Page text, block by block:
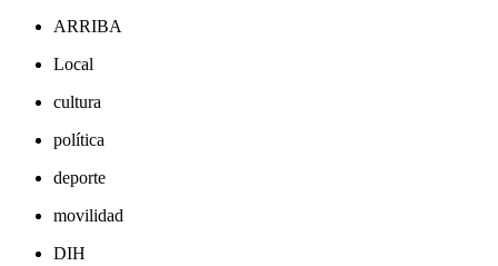
ARRIBA
Local
cultura
política
deporte
movilidad
DIH